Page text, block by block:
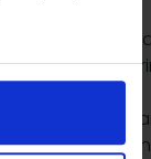
koji se
potvrdu
(četrnaest)
posjed,